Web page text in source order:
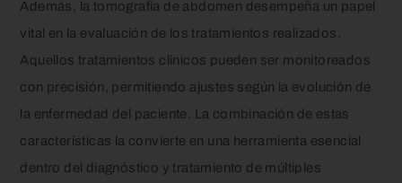
Además, la tomografía de abdomen desempeña un papel
vital en la evaluación de los tratamientos realizados.
Aquellos tratamientos clínicos pueden ser monitoreados
con precisión, permitiendo ajustes según la evolución de
la enfermedad del paciente. La combinación de estas
características la convierte en una herramienta esencial
dentro del diagnóstico y tratamiento de múltiples